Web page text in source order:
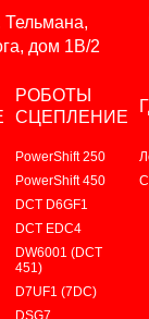
Тельмана,
дом 1В/2
РОБОТЫ
СЦЕПЛЕНИЕ
PowerShift 250
PowerShift 450
DCT D6GF1
DCT EDC4
DW6001 (DCT
451)
D7UF1 (7DC)
DSG7